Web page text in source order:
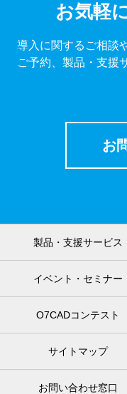
お気軽
導入に関するご相談
ご予約、製品・支援
お
製品・支援サービス
イベント・セミナー
O7CADコンテスト
サイトマップ
お問い合わせ窓口